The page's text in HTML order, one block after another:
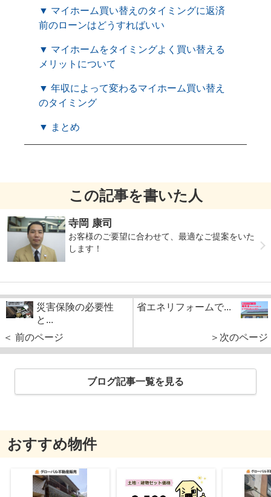
▼ マイホーム買い替えのタイミングに返済
前のローンはどうすればいい
▼ マイホームをタイミングよく買い替える
メリットについて
▼ 年収によって変わるマイホーム買い替え
のタイミング
▼ まとめ
この記事を書いた人
寺岡 康司
お客様のご要望に合わせて、最適なご提案をいた
します！
災害保険の必要性
と...
＜ 前のページ
省エネリフォームで...
＞次のページ
ブログ記事一覧を見る
おすすめ物件